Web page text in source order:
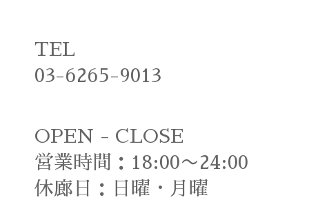
TEL
03-6265-9013
OPEN - CLOSE
営業時間：18:00〜24:00
休廊日：日曜・月曜